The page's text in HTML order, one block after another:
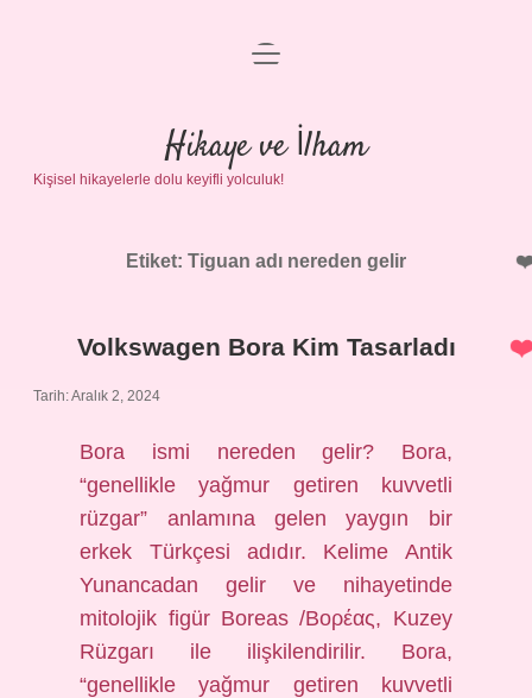
Anasayfa
Gizlilik Politikası
Yasal Uyarı
menüyü
Hikaye ve İlham
Kişisel hikayelerle dolu keyifli yolculuk!
Etiket: Tiguan adı nereden gelir
Volkswagen Bora Kim Tasarladı
Tarih: Aralık 2, 2024
Bora ismi nereden gelir? Bora,
“genellikle yağmur getiren kuvvetli
rüzgar” anlamına gelen yaygın bir
erkek Türkçesi adıdır. Kelime Antik
Yunancadan gelir ve nihayetinde
mitolojik figür Boreas /Βορέας, Kuzey
Rüzgarı ile ilişkilendirilir. Bora,
“genellikle yağmur getiren kuvvetli